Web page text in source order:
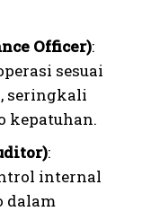
Officer):
sesuai
seringkali
kepatuhan.
:
internal
dalam